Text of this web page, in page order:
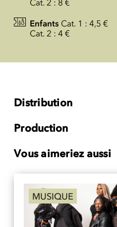
Cat. 2 : 8 €
Enfants Cat. 1 : 4,5 €
Cat. 2 : 4 €
Distribution
Production
Vous aimeriez aussi
MUSIQUE